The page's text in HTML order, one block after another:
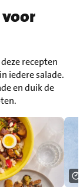
deze recepten
iedere salade.
en duik de